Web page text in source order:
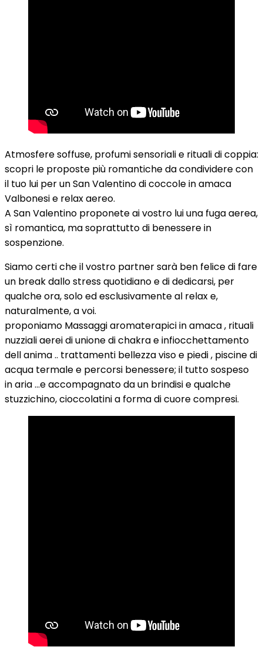
Atmosfere soffuse, profumi sensoriali e rituali di coppia:
scopri le proposte più romantiche da condividere con
il tuo lui per un San Valentino di coccole in amaca
Valbonesi e relax aereo.
A San Valentino proponete ai vostro lui una fuga aerea,
sì romantica, ma soprattutto di benessere in
sospenzione.
Siamo certi che il vostro partner sarà ben felice di fare
un break dallo stress quotidiano e di dedicarsi, per
qualche ora, solo ed esclusivamente al relax e,
naturalmente, a voi.
proponiamo Massaggi aromaterapici in amaca , rituali
nuzziali aerei di unione di chakra e infiocchettamento
dell anima .. trattamenti bellezza viso e piedi , piscine di
acqua termale e percorsi benessere; il tutto sospeso
in aria …e accompagnato da un brindisi e qualche
stuzzichino, cioccolatini a forma di cuore compresi.